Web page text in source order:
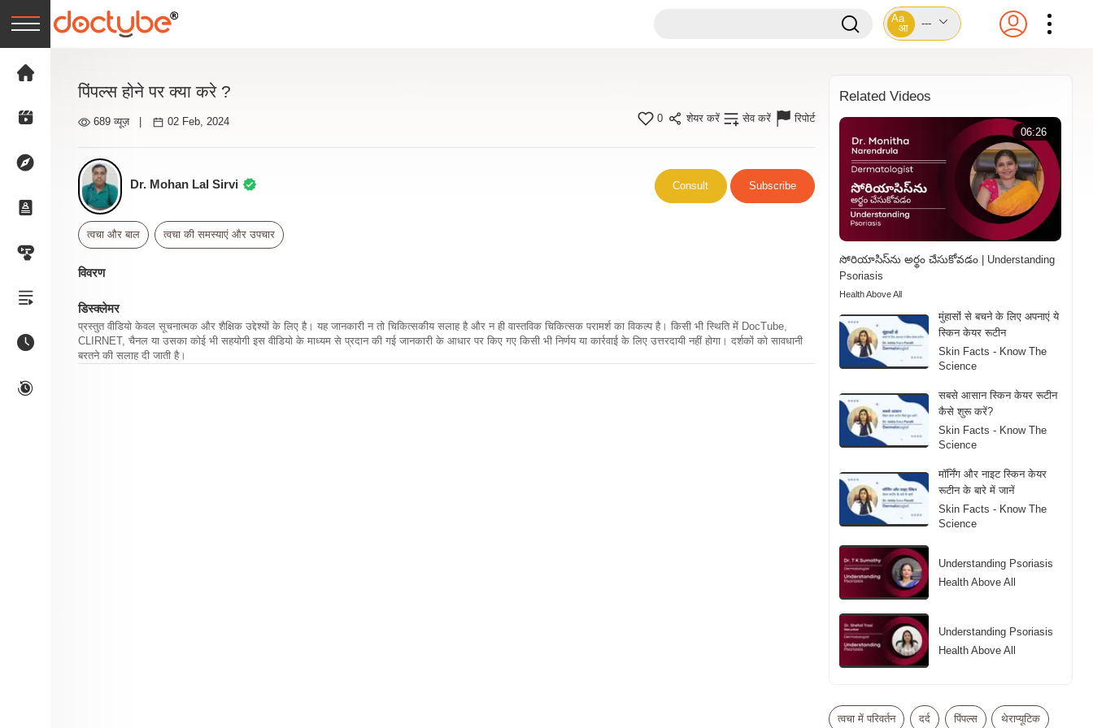
Aa
आ
---
पिंपल्स होने पर क्या करे ?
689 व्यूज़ 02 Feb, 2024 0 शेयर करें सेव करें रिपोर्ट
Dr. Mohan Lal Sirvi Consult Subscribe
त्वचा और बाल त्वचा की समस्याएं और उपचार
विवरण
डिस्क्लेमर
प्रस्तुत वीडियो केवल सूचनात्मक और शैक्षिक उद्देश्यों के लिए है। यह जानकारी न तो चिकित्सकीय सलाह है और न ही वास्तविक चिकित्सक परामर्श का विकल्प है। किसी भी स्थिति में DocTube,
CLIRNET, चैनल या उसका कोई भी सहयोगी इस वीडियो के माध्यम से प्रदान की गई जानकारी के आधार पर किए गए किसी भी निर्णय या कार्रवाई के लिए उत्तरदायी नहीं होगा। दर्शकों को सावधानी
बरतने की सलाह दी जाती है।
Related Videos
06:26
సోరియాసిస్‌ను అర్థం చేసుకోవడం | Understanding
Psoriasis
Health Above All
मुंहासोंं से बचने के लिए अपनाएं ये
स्किन केयर रूटीन
Skin Facts - Know The
Science
सबसे आसान स्किन केयर रूटीन
कैसे शुरू करें?
Skin Facts - Know The
Science
मॉर्निंग और नाइट स्किन केयर
रूटीन के बारे में जानें
Skin Facts - Know The
Science
Understanding Psoriasis
Health Above All
Understanding Psoriasis
Health Above All
30+: Causes and
Solutions
Skin Facts - Know The
त्वचा में परिवर्तन दर्द पिंपल्स थेराप्यूटिक